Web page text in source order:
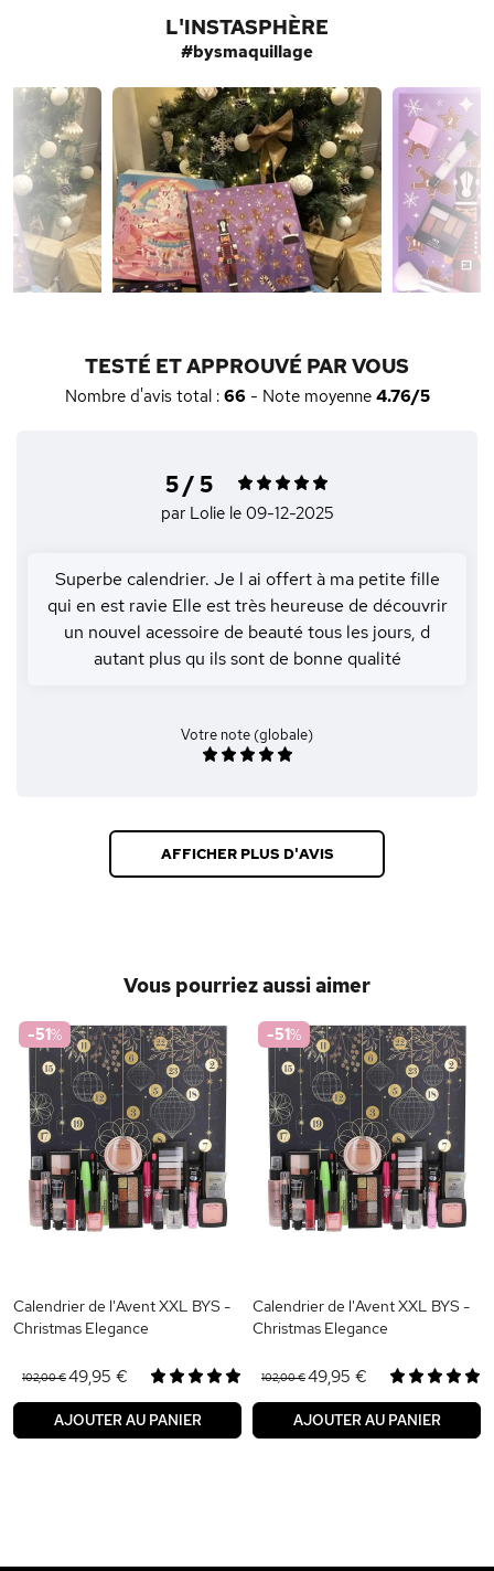
L'INSTASPHÈRE
#bysmaquillage
TESTÉ ET APPROUVÉ PAR VOUS
Nombre d'avis total : 66- Note moyenne 4.76/5
5 / 5
par Lolie le 09-12-2025
Superbe calendrier. Je l ai offert à ma petite fille
qui en est ravie Elle est très heureuse de découvrir
un nouvel acessoire de beauté tous les jours, d
autant plus qu ils sont de bonne qualité
Votre note (globale)
AFFICHER PLUS D'AVIS
Vous pourriez aussi aimer
-51%
Calendrier de l'Avent XXL BYS -
Christmas Elegance
102,00 €49,95 €
AJOUTER AU PANIER
-51%
Calendrier de l'Avent XXL BYS -
Christmas Elegance
102,00 €49,95 €
AJOUTER AU PANIER